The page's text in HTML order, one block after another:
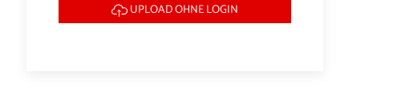
UPLOAD OHNE LOGIN